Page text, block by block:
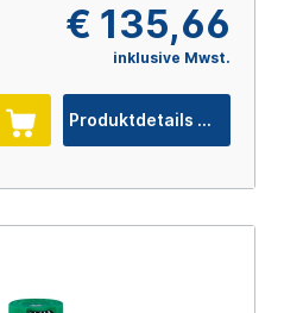
€ 135,66
inklusive Mwst.
Produktdetails